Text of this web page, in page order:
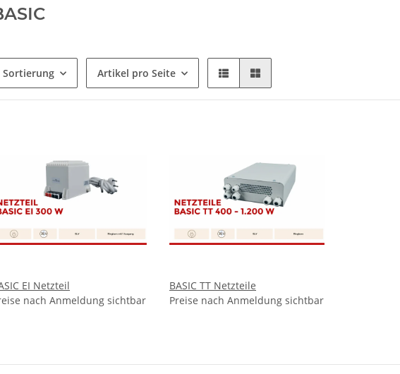
Sortierung Artikel pro Seite
EI Netzteil
nach Anmeldung sichtbar
BASIC TT Netzteile
Preise nach Anmeldung sichtbar